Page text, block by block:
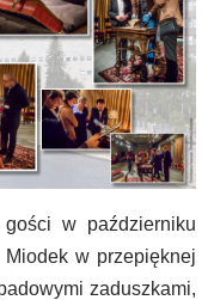
w październiku
w przepięknej
zaduszkami,